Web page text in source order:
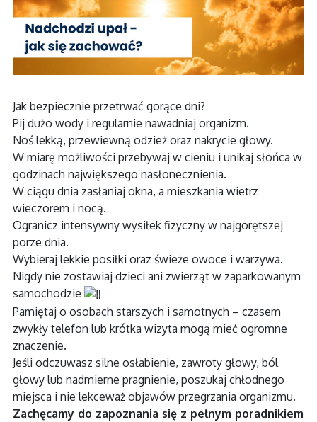
Jak bezpiecznie przetrwać gorące dni?
Pij dużo wody i regularnie nawadniaj organizm.
Noś lekką, przewiewną odzież oraz nakrycie głowy.
W miarę możliwości przebywaj w cieniu i unikaj słońca w
godzinach największego nasłonecznienia.
W ciągu dnia zasłaniaj okna, a mieszkania wietrz
wieczorem i nocą.
Ogranicz intensywny wysiłek fizyczny w najgorętszej
porze dnia.
Wybieraj lekkie posiłki oraz świeże owoce i warzywa.
Nigdy nie zostawiaj dzieci ani zwierząt w zaparkowanym
samochodzie
Pamiętaj o osobach starszych i samotnych – czasem
zwykły telefon lub krótka wizyta mogą mieć ogromne
znaczenie.
Jeśli odczuwasz silne osłabienie, zawroty głowy, ból
głowy lub nadmierne pragnienie, poszukaj chłodnego
miejsca i nie lekceważ objawów przegrzania organizmu.
Zachęcamy do zapoznania się z pełnym poradnikiem